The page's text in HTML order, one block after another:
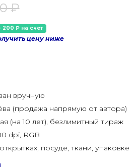
₽
200 ₽ на счет
цену ниже
вручную
(продажа напрямую от автора)
(на 10 лет), безлимитный тираж
dpi, RGB
посуде, ткани, упаковке